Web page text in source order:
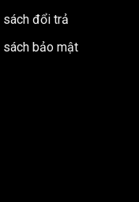
sách đổi trả
sách bảo mật